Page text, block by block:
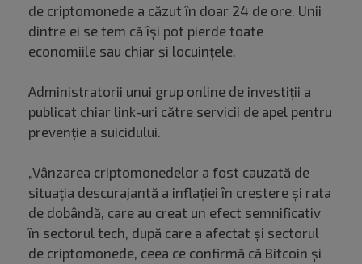
de criptomonede a căzut în doar 24 de ore. Unii
dintre ei se tem că își pot pierde toate
economiile sau chiar și locuințele.
Administratorii unui grup online de investiții a
publicat chiar link-uri către servicii de apel pentru
prevenţie a suicidului.
„Vânzarea criptomonedelor a fost cauzată de
situația descurajantă a inflației în creștere și rata
de dobândă, care au creat un efect semnificativ
în sectorul tech, după care a afectat și sectorul
de criptomonede, ceea ce confirmă că Bitcoin și